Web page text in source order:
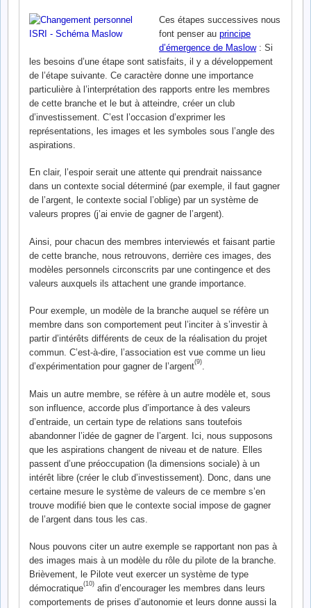
Ces étapes successives nous
font penser au principe
d’émergence de Maslow: Si
les besoins d’une étape sont satisfaits, il y a développement
de l’étape suivante. Ce caractère donne une importance
particulière à l’interprétation des rapports entre les membres
de cette branche et le but à atteindre, créer un club
d’investissement. C’est l’occasion d’exprimer les
représentations, les images et les symboles sous l’angle des
aspirations.
En clair, l’espoir serait une attente qui prendrait naissance
dans un contexte social déterminé (par exemple, il faut gagner
de l’argent, le contexte social l’oblige) par un système de
valeurs propres (j’ai envie de gagner de l’argent).
Ainsi, pour chacun des membres interviewés et faisant partie
de cette branche, nous retrouvons, derrière ces images, des
modèles personnels circonscrits par une contingence et des
valeurs auxquels ils attachent une grande importance.
Pour exemple, un modèle de la branche auquel se réfère un
membre dans son comportement peut l’inciter à s’investir à
partir d’intérêts différents de ceux de la réalisation du projet
commun. C’est-à-dire, l’association est vue comme un lieu
d’expérimentation pour gagner de l’argent(9).
Mais un autre membre, se réfère à un autre modèle et, sous
son influence, accorde plus d’importance à des valeurs
d’entraide, un certain type de relations sans toutefois
abandonner l’idée de gagner de l’argent. Ici, nous supposons
que les aspirations changent de niveau et de nature. Elles
passent d’une préoccupation (la dimensions sociale) à un
intérêt libre (créer le club d’investissement). Donc, dans une
certaine mesure le système de valeurs de ce membre s’en
trouve modifié bien que le contexte social impose de gagner
de l’argent dans tous les cas.
Nous pouvons citer un autre exemple se rapportant non pas à
des images mais à un modèle du rôle du pilote de la branche.
Brièvement, le Pilote veut exercer un système de type
démocratique(10) afin d’encourager les membres dans leurs
comportements de prises d’autonomie et leurs donne aussi la